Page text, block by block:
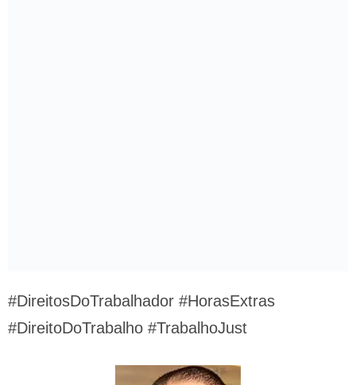
#DireitosDoTrabalhador #HorasExtras
#DireitoDoTrabalho #TrabalhoJust